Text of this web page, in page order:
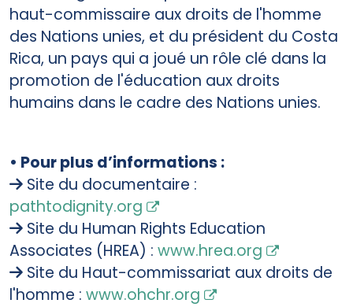
haut-commissaire aux droits de l'homme
des Nations unies, et du président du Costa
Rica, un pays qui a joué un rôle clé dans la
promotion de l'éducation aux droits
humains dans le cadre des Nations unies.
• Pour plus d’informations :
Site du documentaire :
pathtodignity.org
Site du Human Rights Education
Associates (HREA) : www.hrea.org
Site du Haut-commissariat aux droits de
l'homme : www.ohchr.org